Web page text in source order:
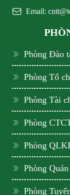
Email:
Phòng Đào
Phòng Tổ
Phòng Tài
Phòng
Phòng
Phòng
Phòng